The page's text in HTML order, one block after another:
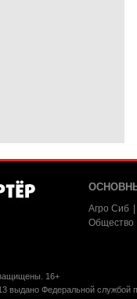
Агро Сиб
Общество
16+
Федеральной службой